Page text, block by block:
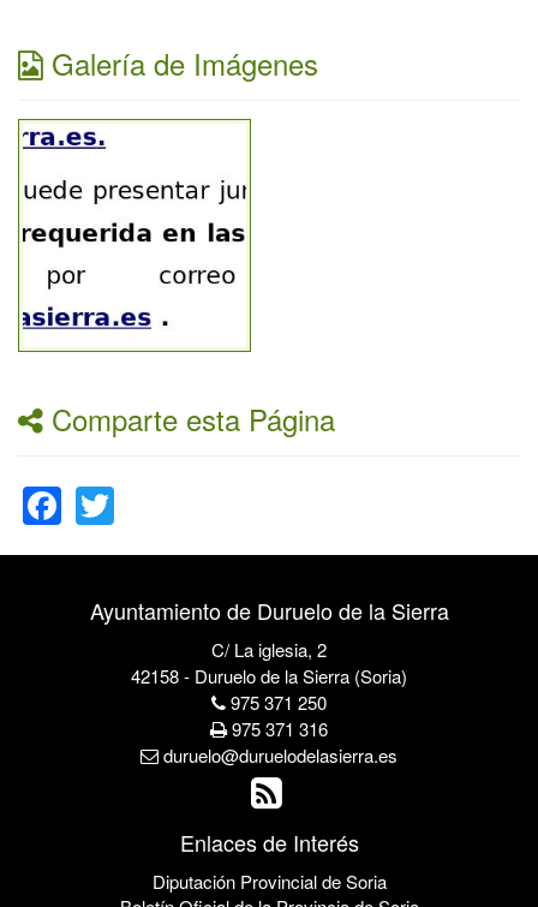
Galería de Imágenes
Comparte esta Página
Facebook
Ayuntamiento de Duruelo de la Sierra
C/ La iglesia, 2
42158 - Duruelo de la Sierra (Soria)
975 371 250
975 371 316
duruelo@duruelodelasierra.es
Enlaces de Interés
Diputación Provincial de Soria